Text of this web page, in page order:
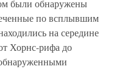
были обнаружены
по всплывшим
на середине
Хорнс-рифа до